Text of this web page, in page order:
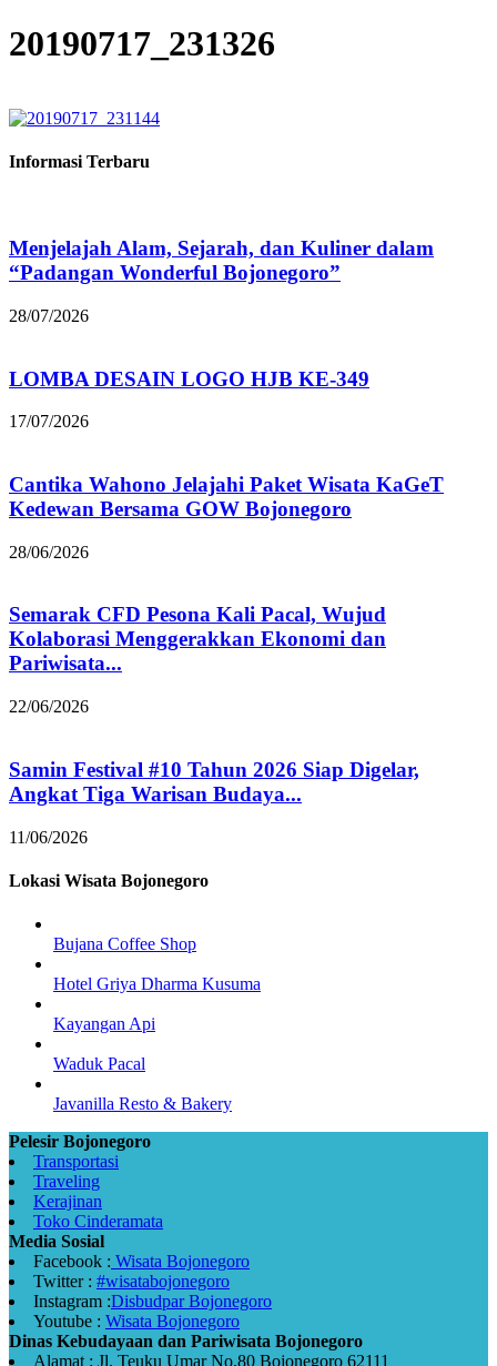
20190717_231326
Informasi Terbaru
Menjelajah Alam, Sejarah, dan Kuliner dalam
“Padangan Wonderful Bojonegoro”
28/07/2026
LOMBA DESAIN LOGO HJB KE-349
17/07/2026
Cantika Wahono Jelajahi Paket Wisata KaGeT
Kedewan Bersama GOW Bojonegoro
28/06/2026
Semarak CFD Pesona Kali Pacal, Wujud
Kolaborasi Menggerakkan Ekonomi dan
Pariwisata...
22/06/2026
Samin Festival #10 Tahun 2026 Siap Digelar,
Angkat Tiga Warisan Budaya...
11/06/2026
Lokasi Wisata Bojonegoro
Bujana Coffee Shop
Hotel Griya Dharma Kusuma
Kayangan Api
Waduk Pacal
Javanilla Resto & Bakery
Pelesir Bojonegoro
Transportasi
Traveling
Kerajinan
Toko Cinderamata
Media Sosial
Facebook : Wisata Bojonegoro
Twitter : #wisatabojonegoro
Instagram :Disbudpar Bojonegoro
Youtube : Wisata Bojonegoro
Dinas Kebudayaan dan Pariwisata Bojonegoro
Alamat : Jl. Teuku Umar No.80 Bojonegoro 62111